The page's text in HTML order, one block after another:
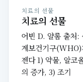
치료의 선물
치료의 선물
어빈 D. 얄롬 출처
계보건기구(WHO)
젠다 1) 약물, 알코
의 증가, 3) 조기